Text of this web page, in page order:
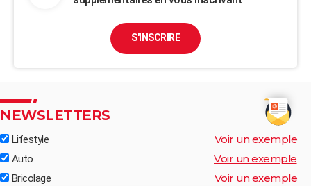
S'INSCRIRE
NEWSLETTERS
Lifestyle Voir un exemple
Auto Voir un exemple
Bricolage Voir un exemple